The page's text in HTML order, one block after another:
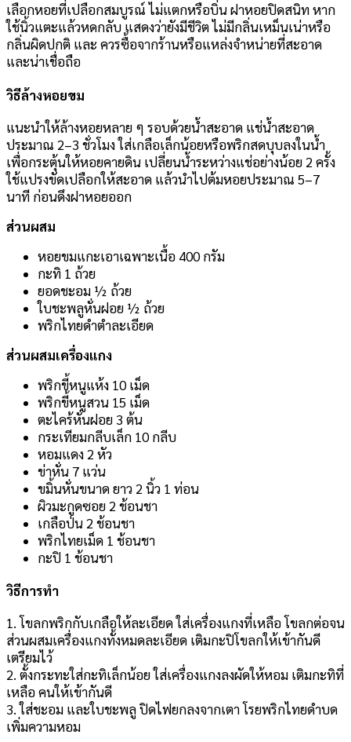
เลือกหอยที่เปลือกสมบูรณ์ ไม่แตกหรือบิ่น ฝาหอยปิดสนิท หาก
ใช้นิ้วแตะแล้วหดกลับ แสดงว่ายังมีชีวิต ไม่มีกลิ่นเหม็นเน่าหรือ
กลิ่นผิดปกติ และ ควรซื้อจากร้านหรือแหล่งจำหน่ายที่สะอาด
และน่าเชื่อถือ
วิธีล้างหอยขม
แนะนำให้ล้างหอยหลาย ๆ รอบด้วยน้ำสะอาด แช่น้ำสะอาด
ประมาณ 2–3 ชั่วโมง ใส่เกลือเล็กน้อยหรือพริกสดบุบลงในน้ำ
เพื่อกระตุ้นให้หอยคายดิน เปลี่ยนน้ำระหว่างแช่อย่างน้อย 2 ครั้ง
ใช้แปรงขัดเปลือกให้สะอาด แล้วนำไปต้มหอยประมาณ 5–7
นาที ก่อนดึงฝาหอยออก
ส่วนผสม
หอยขมแกะเอาเฉพาะเนื้อ 400 กรัม
กะทิ 1 ถ้วย
ยอดชะอม ½ ถ้วย
ใบชะพลูหั่นฝอย ½ ถ้วย
พริกไทยดำตำละเอียด
ส่วนผสมเครื่องแกง
พริกขี้หนูแห้ง 10 เม็ด
พริกขี้หนูสวน 15 เม็ด
ตะไคร้หั่นฝอย 3 ต้น
กระเทียมกลีบเล็ก 10 กลีบ
หอมแดง 2 หัว
ข่าหั่น 7 แว่น
ขมิ้นหั่นขนาด ยาว 2 นิ้ว 1 ท่อน
ผิวมะกูดซอย 2 ช้อนชา
เกลือป่น 2 ช้อนชา
พริกไทยเม็ด 1 ช้อนชา
กะปิ 1 ช้อนชา
วิธีการทำ
1. โขลกพริกกับเกลือให้ละเอียด ใส่เครื่องแกงที่เหลือ โขลกต่อจน
ส่วนผสมเครื่องแกงทั้งหมดละเอียด เติมกะปิโขลกให้เข้ากันดี
เตรียมไว้
2. ตั้งกระทะใส่กะทิเล็กน้อย ใส่เครื่องแกงลงผัดให้หอม เติมกะทิที่
เหลือ คนให้เข้ากันดี
3. ใส่ชะอม และใบชะพลู ปิดไฟยกลงจากเตา โรยพริกไทยดำบด
เพิ่มความหอม